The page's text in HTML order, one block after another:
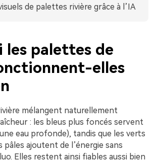
de palettes rivière grâce à l’IA
les palettes de
elles
mélangent naturellement
: les bleus plus foncés servent
eau profonde), tandis que les verts
pâles ajoutent de l’énergie sans
Elles restent ainsi fiables aussi bien